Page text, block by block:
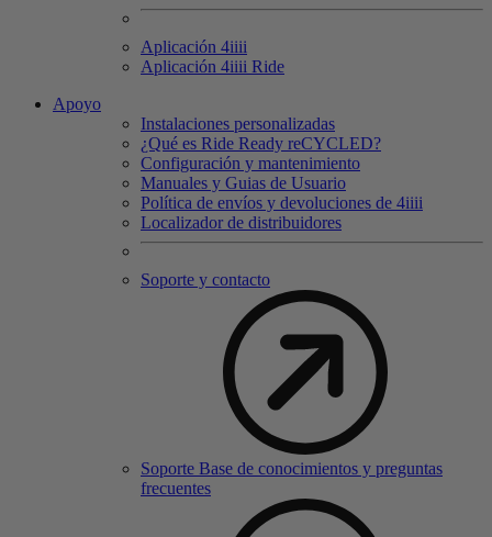
Aplicación 4iiii
Aplicación 4iiii Ride
Apoyo
Instalaciones personalizadas
¿Qué es Ride Ready reCYCLED?
Configuración y mantenimiento
Manuales y Guias de Usuario
Política de envíos y devoluciones de 4iiii
Localizador de distribuidores
Soporte y contacto
Soporte Base de conocimientos y preguntas
frecuentes